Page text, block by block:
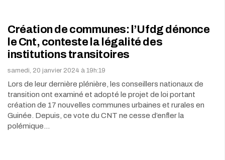
Création de communes: l’Ufdg dénonce
le Cnt, conteste la légalité des
institutions transitoires
samedi, 20 janvier 2024 à 19h:19
Lors de leur dernière plénière, les conseillers nationaux de
transition ont examiné et adopté le projet de loi portant
création de 17 nouvelles communes urbaines et rurales en
Guinée. Depuis, ce vote du CNT ne cesse d’enfler la
polémique…